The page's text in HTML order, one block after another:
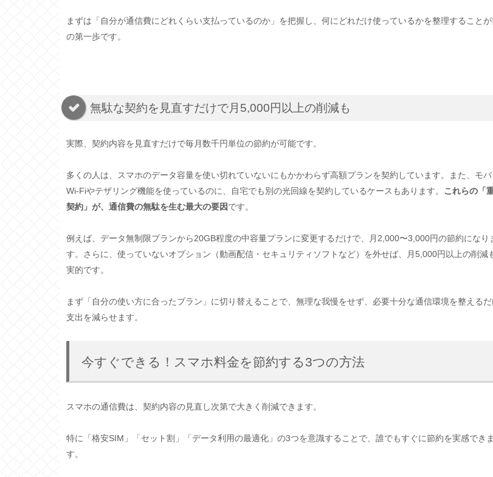
まずは「自分が通信費にどれくらい支払っているのか」を把握し、何にどれだけ使っているかを整理すること
の第一歩です。
無駄な契約を見直すだけで月5,000円以上の削減も
実際、契約内容を見直すだけで毎月数千円単位の節約が可能です。
多くの人は、スマホのデータ容量を使い切れていないにもかかわらず高額プランを契約しています。また、モ
Wi-Fiやテザリング機能を使っているのに、自宅でも別の光回線を契約しているケースもあります。 これらの「
契約」が、通信費の無駄を生む最大の要因です。
例えば、データ無制限プランから20GB程度の中容量プランに変更するだけで、月2,000〜3,000円の節約になり
す。さらに、使っていないオプション（動画配信・セキュリティソフトなど）を外せば、月5,000円以上の削減
実的です。
まず「自分の使い方に合ったプラン」に切り替えることで、無理な我慢をせず、必要十分な通信環境を整える
支出を減らせます。
今すぐできる！スマホ料金を節約する3つの方法
スマホの通信費は、契約内容の見直し次第で大きく削減できます。
特に「格安SIM」「セット割」「データ利用の最適化」の3つを意識することで、誰でもすぐに節約を実感できま
す。